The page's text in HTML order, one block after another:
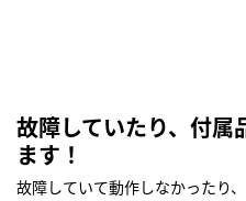
故障していたり、付属
ます！
故障していて動作しなかったり